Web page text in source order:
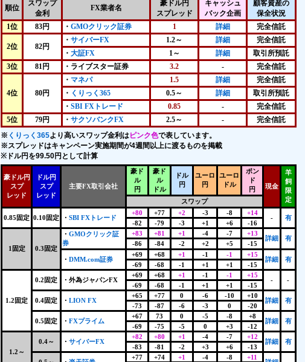
順位
スワップ
金利
FX業者名
豪ドル円
スプレッド
キャッシュ
バック企画
顧客資産の
保全状況
1位
83円 ・ GMOクリック証券 1 詳細 完全信託
2位 82円
・ サイバーFX 1.2～ 詳細
完全信託
・ 大証FX 1～ 詳細
取引所預託
3位
81円 ・ライブスター証券 3.2 - 完全信託
4位 80円
・ マネパ 1.5 詳細
完全信託
・ くりっく365 0.5～ 詳細
取引所預託
・ SBI FXトレード 0.85 -
完全信託
5位
79円 ・ サクソバンクFX 2.5～ -
完全信託
※ くりっく365より高いスワップ金利はピンク色で表しています。
※スプレッドはキャンペーン実施期間が4週間以上に渡るものを掲載
※ドル円を99.50円として計算
豪ドル円
スプ
レッド
ドル円
スプ
レッド
主要FX取引会社
豪ド
ル
円
豪ド
ル
ドル
ドル
円
ユーロ
円
ユーロ
ドル
ポン
ド
円
現金
羊
飼
限
定
スワップ
0.85固定 0.10固定 ・ SBI FXトレード
+80 +77 +2 -3 -8 +14
- 有
-82 -79 -3 +1 +6 -16
1固定 0.3固定
・ GMOクリック証
券
+83 +81 +1 -4 -7 +13
詳細 有
-86 -84 -2 +2 +5 -15
・ DMM.com証券
+69 +68 +1 -1 -1 +15
詳細 有
-69 -68 -1 +1 +1 -15
1.2固定
0.2固定 ・ 外為ジャパンFX
+69 +68 +1 -1 -1 +15
- -
-69 -68 -1 +1 +1 -15
0.4固定 ・ LION FX
+65 +77 0 -6 -10 +10
詳細 有
-73 -87 -6 -3 0 -20
0.5固定 ・ FXプライム
+67 73 0 -5 -8 +8
詳細 有
-69 -75 -5 0 +3 -12
1.2～
0.4～ ・ サイバーFX
+82 +80 +1 -4 -7 +12
詳細 有
-83 -81 -2 +3 +6 -13
+77 +74 +1 -4 -8 +11